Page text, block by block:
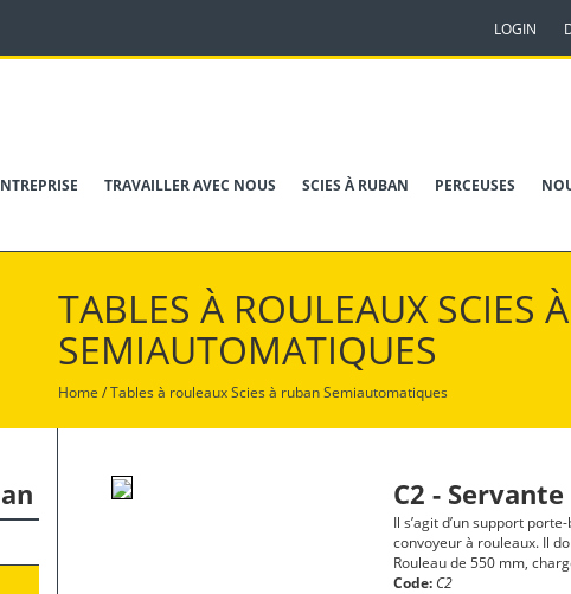
LOGIN
TRAVAILLER AVEC NOUS SCIES À RUBAN PERCEUSES
TABLES À ROULEAUX SCIES
SEMIAUTOMATIQUES
Home /Tables à rouleauxScies à ruban Semiautomatiques
C2 - Servante
Il s’agit d’un support
convoyeur à rouleaux. Il
Rouleau de 550 mm,
Code: C2